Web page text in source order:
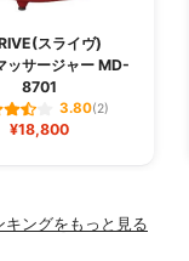
スライヴ)
ッサージャー MD-
8701
3.80(2)
¥18,800
ングをもっと見る